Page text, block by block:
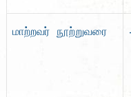
மாற்றவர் நூற்றுவரை